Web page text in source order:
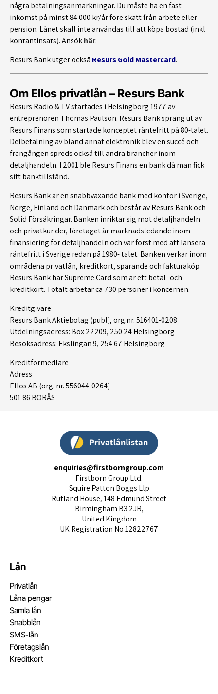
några betalningsanmärkningar. Du måste ha en fast
inkomst på minst 84 000 kr/år före skatt från arbete eller
pension. Lånet skall inte användas till att köpa bostad (inkl
kontantinsats). Ansökhär.
Resurs Bank utger också Resurs Gold Mastercard.
Om Ellos privatlån – Resurs Bank
Resurs Radio & TV startades i Helsingborg 1977 av
entreprenören Thomas Paulson. Resurs Bank sprang ut av
Resurs Finans som startade konceptet räntefritt på 80-talet.
Delbetalning av bland annat elektronik blev en succé och
frangången spreds också till andra brancher inom
detaljhandeln. I 2001 ble Resurs Finans en bank då man fick
sitt banktillstånd.
Resurs Bank är en snabbväxande bank med kontor i Sverige,
Norge, Finland och Danmark och består av Resurs Bank och
Solid Försäkringar. Banken inriktar sig mot detaljhandeln
och privatkunder, företaget är marknadsledande inom
finansiering för detaljhandeln och var först med att lansera
räntefritt i Sverige redan på 1980- talet. Banken verkar inom
områdena privatlån, kreditkort, sparande och fakturaköp.
Resurs Bank har Supreme Card som är ett betal- och
kreditkort. Totalt arbetar ca 730 personer i koncernen.
Kreditgivare
Resurs Bank Aktiebolag (publ), org.nr. 516401-0208
Utdelningsadress: Box 22209, 250 24 Helsingborg
Besöksadress: Ekslingan 9, 254 67 Helsingborg
Kreditförmedlare
Adress
Ellos AB (org. nr. 556044-0264)
501 86 BORÅS
enquiries@firstborngroup.com
Firstborn Group Ltd.
Squire Patton Boggs Llp
Rutland House, 148 Edmund Street
Birmingham B3 2JR,
United Kingdom
UK Registration No 12822767
Lån
Privatlån
Låna pengar
Samla lån
Snabblån
SMS-lån
Företagslån
Kreditkort